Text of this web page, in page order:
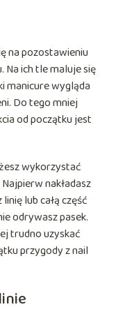
na pozostawieniu
ich tle maluje się
manicure wygląda
Do tego mniej
od początku jest
wykorzystać
nakładasz
lub całą część
odrywasz pasek.
trudno uzyskać
przygody z nail